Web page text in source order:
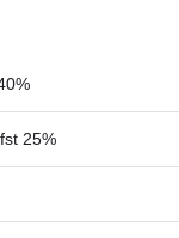
25%